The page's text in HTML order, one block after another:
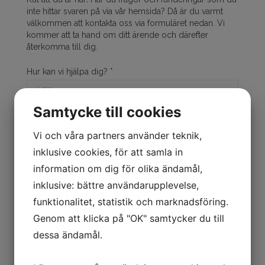
Felanmälan, akuta problem
och störningsjour
Här hittar du information om felanmälan,
akuta problem och störningsjour.
Samtycke till cookies
Vi och våra partners använder teknik,
inklusive cookies, för att samla in
information om dig för olika ändamål,
inklusive: bättre användarupplevelse,
funktionalitet, statistik och marknadsföring.
Genom att klicka på "OK" samtycker du till
dessa ändamål.